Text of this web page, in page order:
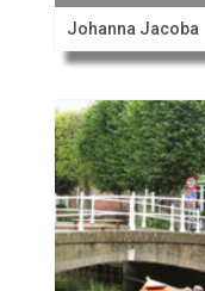
Johanna Jacoba